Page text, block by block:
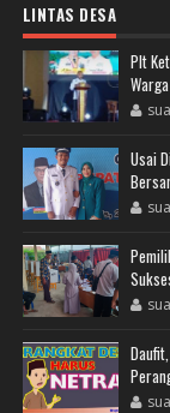
LINTAS DESA
Plt
Usai